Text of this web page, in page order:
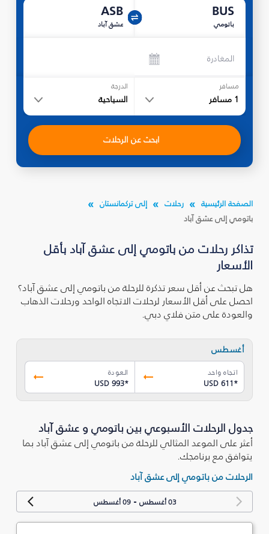
BUS
باتومي
ASB
عشق آباد
المغادرة
مسافر
1 مسافر
الدرجة
السياحية
ابحث عن الرحلات
الصفحة الرئيسية رحلات
إلى تركمانستان
باتومي إلى عشق آباد
تذاكر رحلات من باتومي إلى عشق آباد بأقل
الأسعار
هل تبحث عن أقل سعر تذكرة للرحلة من باتومي إلى عشق آباد؟
احصل على أقل الأسعار لرحلات الاتجاه الواحد ورحلات الذهاب
والعودة على متن فلاي دبي.
أغسطس
اتجاه واحد
USD 611*
العودة
USD 993*
جدول الرحلات الأسبوعي بين باتومي و عشق آباد
أعثر على الموعد المثالي للرحلة من باتومي إلى عشق آباد بما
يتوافق مع برنامجك.
الرحلات من باتومي إلى عشق آباد
03 أغسطس -09 أغسطس